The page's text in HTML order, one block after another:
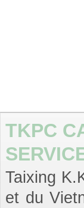
TKPC
Taixing
et du